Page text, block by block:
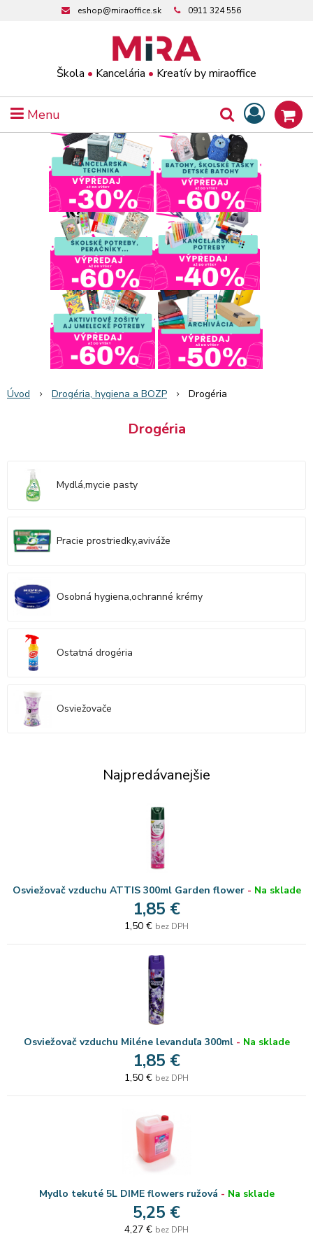
Škola • Kancelária • Kreatív by miraoffice
eshop@miraoffice.sk 0911 324 556
Menu
Úvod Drogéria, hygiena a BOZP Drogéria
Drogéria
Mydlá,mycie pasty
Pracie prostriedky,aviváže
Osobná hygiena,ochranné krémy
Ostatná drogéria
Osviežovače
Najpredávanejšie
Osviežovač vzduchu ATTIS 300ml Garden flower- Na sklade
1,85 €
1,50 € bez DPH
Osviežovač vzduchu Miléne levanduľa 300ml- Na sklade
1,85 €
1,50 € bez DPH
Mydlo tekuté 5L DIME flowers ružová - Na sklade
5,25 €
4,27 € bez DPH